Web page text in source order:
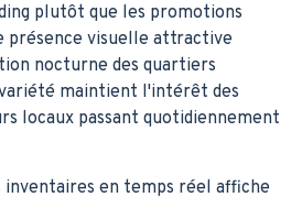
plutôt que les promotions
présence visuelle attractive
nocturne des quartiers
maintient l'intérêt des
locaux passant quotidiennement
en temps réel affiche